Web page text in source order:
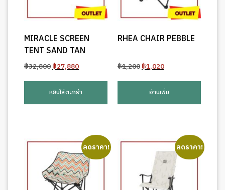
MIRACLE SCREEN
TENT SAND TAN
฿32,800Original
was:
฿32,800.
฿27,880Current
is:
฿27,880.
หยิบใส่ตะกร้า
RHEA CHAIR PEBBLE
฿1,200Original
was:
฿1,200.
฿1,020Current
is:
฿1,020.
อ่านเพิ่ม
ลดราคา! ลดราคา!